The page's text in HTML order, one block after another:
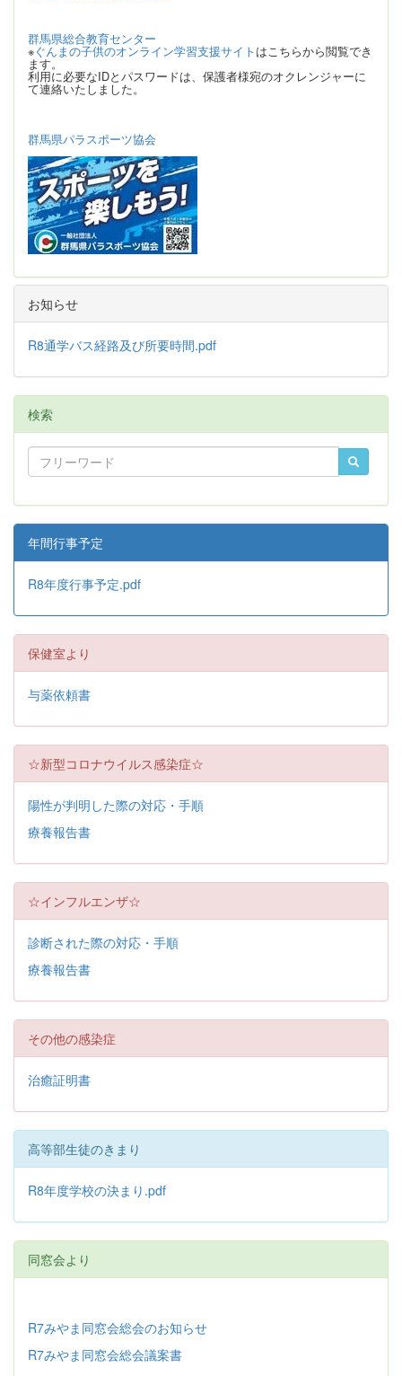
群馬県総合教育センター
※ぐんまの子供のオンライン学習支援サイト はこちらから閲覧でき
ます。
利用に必要なIDとパスワードは、保護者様宛のオクレンジャーに
て連絡いたしました。
群馬県パラスポーツ協会
お知らせ
R8通学バス経路及び所要時間.pdf
検索
年間行事予定
R8年度行事予定.pdf
保健室より
与薬依頼書
☆新型コロナウイルス感染症☆
陽性が判明した際の対応・手順
療養報告書
☆インフルエンザ☆
診断された際の対応・手順
療養報告書
その他の感染症
治癒証明書
高等部生徒のきまり
R8年度学校の決まり.pdf
同窓会より
R7みやま同窓会総会のお知らせ
R7みやま同窓会総会議案書